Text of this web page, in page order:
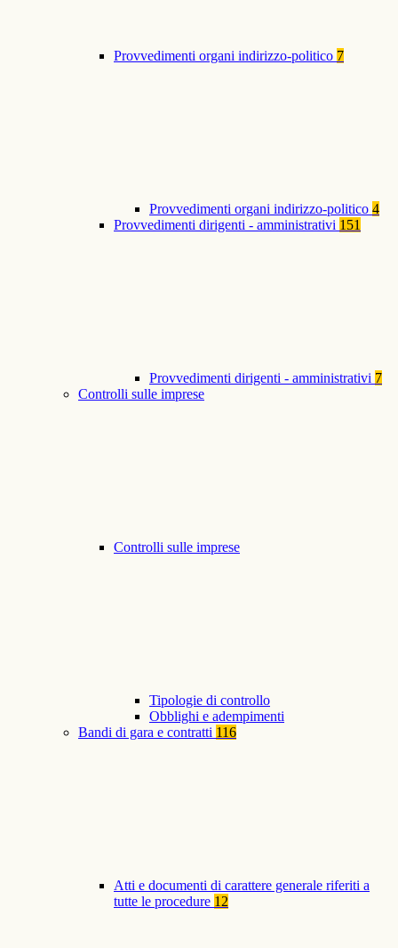
Provvedimenti organi indirizzo-politico 7
Provvedimenti organi indirizzo-politico 4
Provvedimenti dirigenti - amministrativi 151
Provvedimenti dirigenti - amministrativi 7
Controlli sulle imprese
Controlli sulle imprese
Tipologie di controllo
Obblighi e adempimenti
Bandi di gara e contratti 116
Atti e documenti di carattere generale riferiti a
tutte le procedure 12